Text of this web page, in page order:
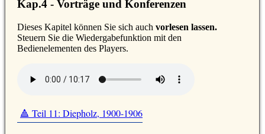
Kap.4 - Vorträge und Konferenzen
Dieses Kapitel können Sie sich auch vorlesen lassen.
Steuern Sie die Wiedergabefunktion mit den
Bedienelementen des Players.
🔺 Teil 11: Diepholz, 1900-1906